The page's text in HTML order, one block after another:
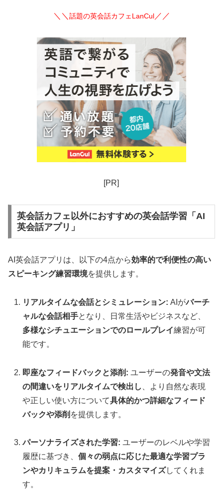
＼＼ 話題の英会話カフェLanCul／／
[PR]
英会話カフェ以外におすすめの英会話学習「AI
英会話アプリ」
AI英会話アプリは、以下の4点から効率的で利便性の高い
スピーキング練習環境を提供します。
リアルタイムな会話とシミュレーション: AIがバーチ
ャルな会話相手となり、日常生活やビジネスなど、
多様なシチュエーションでのロールプレイ練習が可
能です。
即座なフィードバックと添削: ユーザーの発音や文法
の間違いをリアルタイムで検出し
、より自然な表現
や正しい使い方について具体的かつ詳細なフィード
バックや添削 を提供します。
パーソナライズされた学習: ユーザーのレベルや学習
履歴に基づき、個々の弱点に応じた最適な学習プラ
ンやカリキュラムを提案・カスタマイズしてくれま
す。